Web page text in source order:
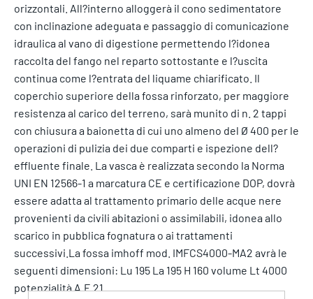
orizzontali. All?interno alloggerà il cono sedimentatore
con inclinazione adeguata e passaggio di comunicazione
idraulica al vano di digestione permettendo l?idonea
raccolta del fango nel reparto sottostante e l?uscita
continua come l?entrata del liquame chiarificato. Il
coperchio superiore della fossa rinforzato, per maggiore
resistenza al carico del terreno, sarà munito di n. 2 tappi
con chiusura a baionetta di cui uno almeno del Ø 400 per le
operazioni di pulizia dei due comparti e ispezione dell?
effluente finale. La vasca è realizzata secondo la Norma
UNI EN 12566-1 a marcatura CE e certificazione DOP, dovrà
essere adatta al trattamento primario delle acque nere
provenienti da civili abitazioni o assimilabili, idonea allo
scarico in pubblica fognatura o ai trattamenti
successivi.La fossa imhoff mod. IMFCS4000-MA2 avrà le
seguenti dimensioni: Lu 195 La 195 H 160 volume Lt 4000
potenzialità A.E 21